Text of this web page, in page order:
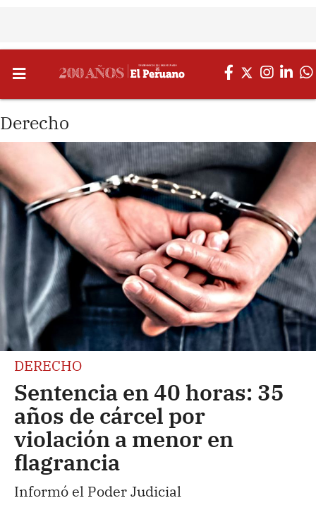
Derecho
DERECHO
Sentencia en 40 horas: 35
años de cárcel por
violación a menor en
flagrancia
Informó el Poder Judicial